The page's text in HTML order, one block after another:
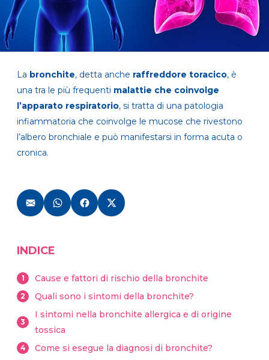
La bronchite, detta anche raffreddore toracico, è
una tra le più frequenti malattie che coinvolge
l’apparato respiratorio, si tratta di una patologia
infiammatoria che coinvolge le mucose che rivestono
l’albero bronchiale e può manifestarsi in forma acuta o
cronica.
INDICE
1 Cause e fattori di rischio della bronchite
2 Quali sono i sintomi della bronchite?
3
I sintomi nella bronchite allergica e di origine
tossica
4 Come si esegue la diagnosi di bronchite?